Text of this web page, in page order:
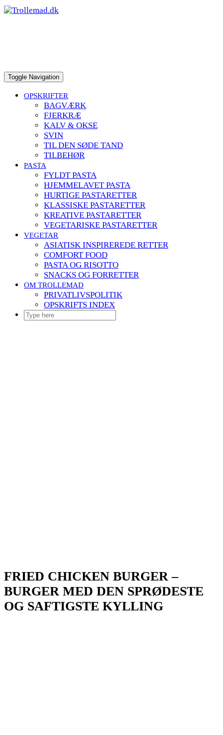
content
Toggle Navigation
OPSKRIFTER
BAGVÆRK
FJERKRÆ
KALV & OKSE
SVIN
TIL DEN SØDE TAND
TILBEHØR
PASTA
FYLDT PASTA
HJEMMELAVET PASTA
HURTIGE PASTARETTER
KLASSISKE PASTARETTER
KREATIVE PASTARETTER
VEGETARISKE PASTARETTER
VEGETAR
ASIATISK INSPIREREDE RETTER
COMFORT FOOD
PASTA OG RISOTTO
SNACKS OG FORRETTER
OM TROLLEMAD
PRIVATLIVSPOLITIK
OPSKRIFTS INDEX
FRIED CHICKEN BURGER –
BURGER MED DEN SPRØDESTE
OG SAFTIGSTE KYLLING